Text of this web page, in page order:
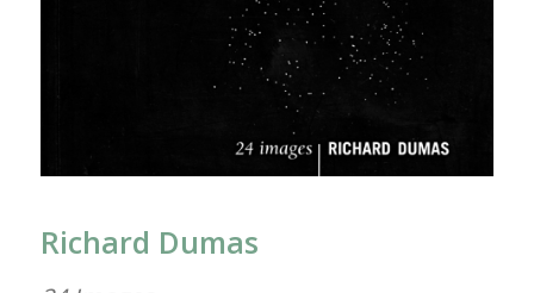
Richard Dumas